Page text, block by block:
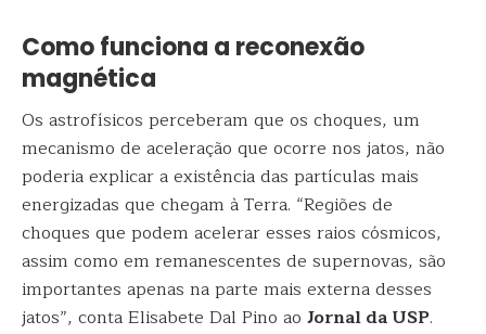
Como funciona a reconexão
magnética
Os astrofísicos perceberam que os choques, um
mecanismo de aceleração que ocorre nos jatos, não
poderia explicar a existência das partículas mais
energizadas que chegam à Terra. “Regiões de
choques que podem acelerar esses raios cósmicos,
assim como em remanescentes de supernovas, são
importantes apenas na parte mais externa desses
jatos”, conta Elisabete Dal Pino ao Jornal da USP.